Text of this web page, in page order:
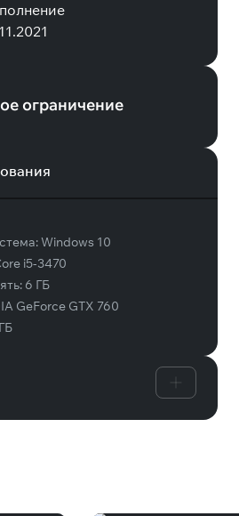
ограничение
Windows 10
i5-3470
6 ГБ
GeForce GTX 760